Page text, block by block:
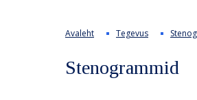
Avaleht Tegevus
Stenogrammid